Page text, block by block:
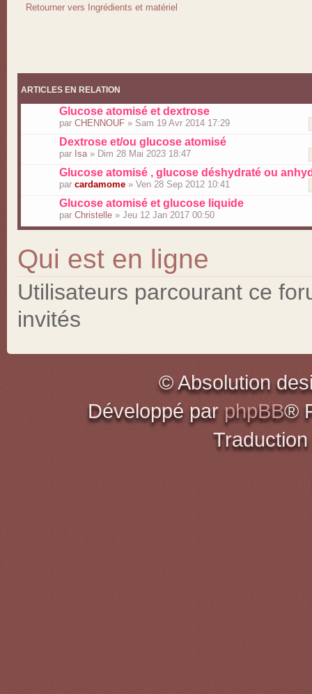
Retourner vers Ingrédients et matériel
ARTICLES EN RELATION
Glucose atomisé et dextrose
par CHENNOUF » Sam 19 Avr 2014 17:29
Dextrose et/ou glucose atomisé
par Isa » Dim 28 Mai 2023 18:47
Glucose atomisé , glucose déshydraté ou
par cardamome » Ven 28 Sep 2012 10:41
Glucose atomisé et glucose liquide
par Christelle » Jeu 12 Jan 2017 00:50
Qui est en ligne
Utilisateurs parcourant ce
invités
© Absolution
Développé par phpBB®